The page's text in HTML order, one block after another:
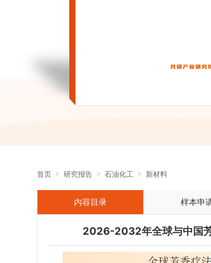
首页 研究报告 石油化工 新材料
内容目录 样本申
2026-2032年全球与中国